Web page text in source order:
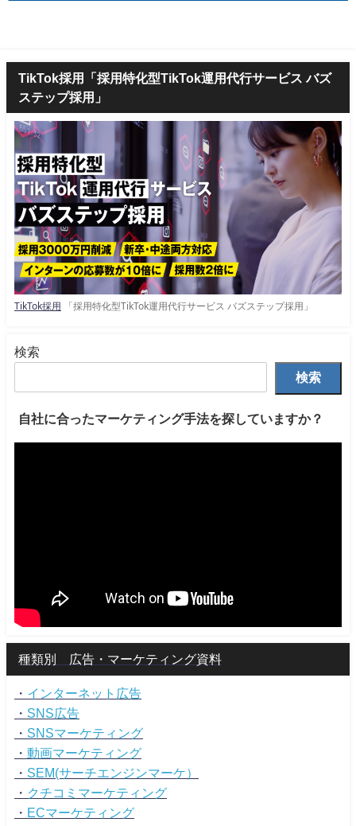
TikTok採用「採用特化型TikTok運用代行サービス バズ
ステップ採用」
TikTok採用 「採用特化型TikTok運用代行サービス バズステップ採用」
検索
検索
自社に合ったマーケティング手法を探していますか？
種類別 広告・マーケティング資料
・ インターネット広告
・ SNS広告
・ SNSマーケティング
・ 動画マーケティング
・ SEM(サーチエンジンマーケ）
・ クチコミマーケティング
・ ECマーケティング